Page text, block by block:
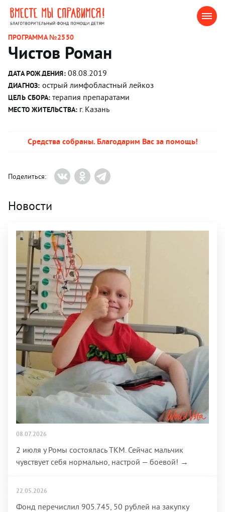
ПРОГРАММА №2550
Чистов Роман
ДАТА РОЖДЕНИЯ:08.08.2019
ДИАГНОЗ: острый лимфобластный лейкоз
ЦЕЛЬ СБОРА: терапия препаратами
МЕСТО ЖИТЕЛЬСТВА: г. Казань
Средства собраны. Благодарим Вас за помощь!
Поделиться:
Новости
08.07.2026
2 июля у Ромы состоялась ТКМ. Сейчас мальчик
чувствует себя нормально, настрой — боевой! →
22.05.2026
Фонд перечислил 905.745, 50 рублей на закупку